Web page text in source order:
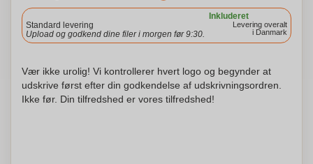
Inkluderet
Standard levering
Upload og godkend dine filer i morgen før 9:30.
Levering overalt
i Danmark
Vær ikke urolig! Vi kontrollerer hvert logo og begynder at
udskrive først efter din godkendelse af udskrivningsordren.
Ikke før. Din tilfredshed er vores tilfredshed!